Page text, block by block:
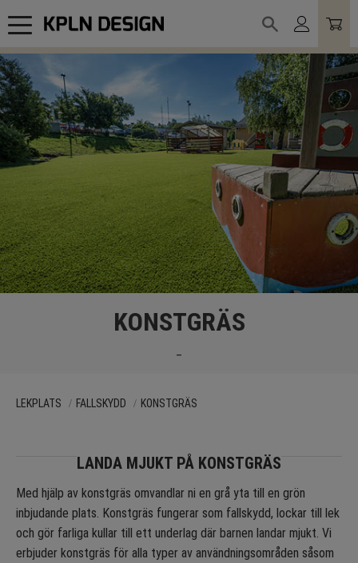
Meny
LEKPLATS FALLSKYDD KONSTGRÄS
KONSTGRÄS
LANDA MJUKT PÅ KONSTGRÄS
Med hjälp av konstgräs omvandlar ni en grå yta till en grön
inbjudande plats. Konstgräs fungerar som fallskydd, lockar till lek
och gör farliga kullar till ett underlag där barnen landar mjukt. Vi
erbjuder konstgräs för alla typer av användningsområden såsom